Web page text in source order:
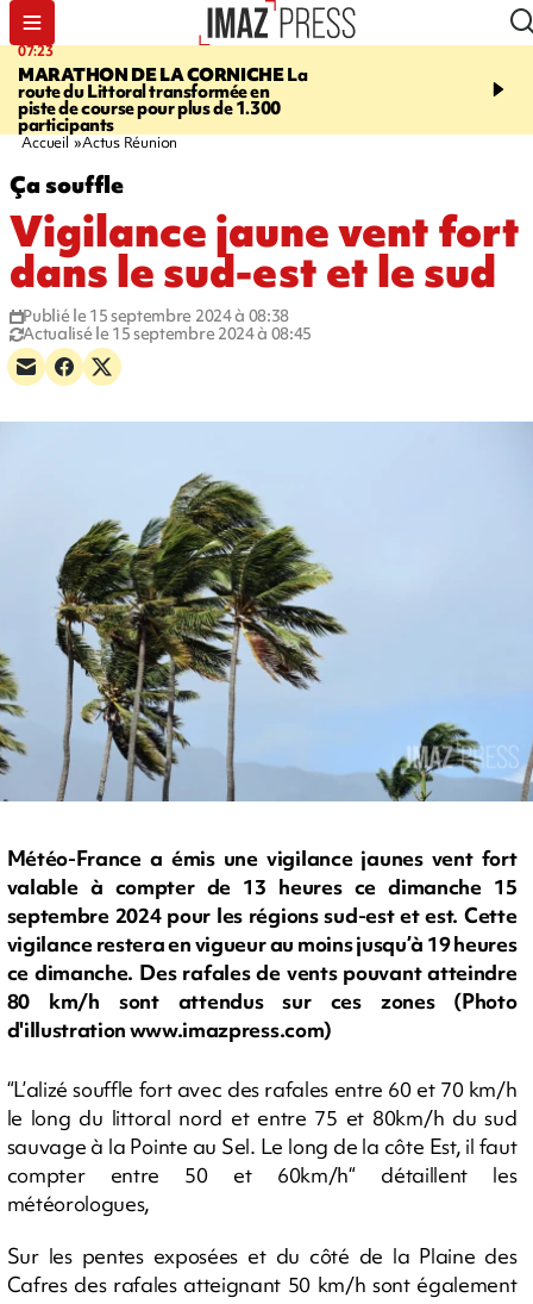
07:23
MARATHON DE LA CORNICHELa
route du Littoral transformée en
piste de course pour plus de 1.300
participants
08:37
braderie de l'océan
Accueil Actus Réunion
Ça souffle
Vigilance jaune vent fort
dans le sud-est et le sud
Publié le 15 septembre 2024 à 08:38
Actualisé le 15 septembre 2024 à 08:45
Météo-France a émis une vigilance jaunes vent fort
valable à compter de 13 heures ce dimanche 15
septembre 2024 pour les régions sud-est et est. Cette
vigilance restera en vigueur au moins jusqu’à 19 heures
ce dimanche. Des rafales de vents pouvant atteindre
80 km/h sont attendus sur ces zones (Photo
d'illustration www.imazpress.com)
“L’alizé souffle fort avec des rafales entre 60 et 70 km/h
le long du littoral nord et entre 75 et 80km/h du sud
sauvage à la Pointe au Sel. Le long de la côte Est, il faut
compter entre 50 et 60km/h“ détaillent les
météorologues,
Sur les pentes exposées et du côté de la Plaine des
Cafres des rafales atteignant 50 km/h sont également